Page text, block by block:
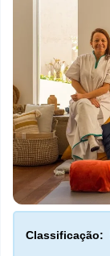
Classificação: